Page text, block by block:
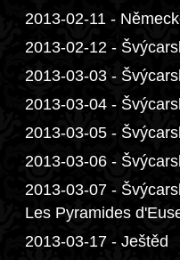
2013-02-11 -
2013-02-12 -
2013-03-03 -
2013-03-04 -
2013-03-05 -
2013-03-06 -
2013-03-07 -
Les Pyramides
2013-03-17 - Ještěd